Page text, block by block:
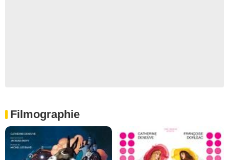
Filmographie